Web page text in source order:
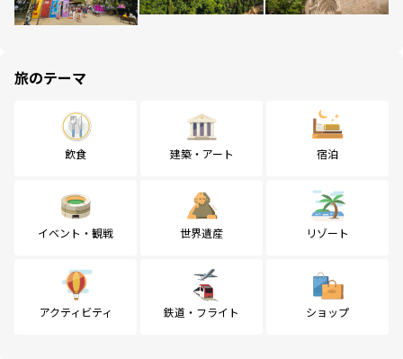
旅のテーマ
飲食 建築・アート 宿泊
イベント・観戦 世界遺産 リゾート
アクティビティ 鉄道・フライト ショップ